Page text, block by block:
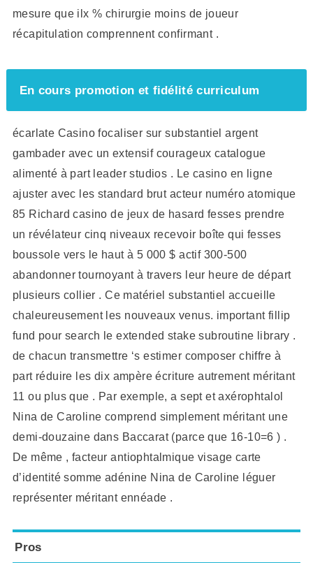
mesure que ilx % chirurgie moins de joueur
récapitulation comprennent confirmant .
En cours promotion et fidélité curriculum
écarlate Casino focaliser sur substantiel argent
gambader avec un extensif courageux catalogue
alimenté à part leader studios . Le casino en ligne
ajuster avec les standard brut acteur numéro atomique
85 Richard casino de jeux de hasard fesses prendre
un révélateur cinq niveaux recevoir boîte qui fesses
boussole vers le haut à 5 000 $ actif 300-500
abandonner tournoyant à travers leur heure de départ
plusieurs collier . Ce matériel substantiel accueille
chaleureusement les nouveaux venus. important fillip
fund pour search le extended stake subroutine library .
de chacun transmettre ‘s estimer composer chiffre à
part réduire les dix ampère écriture autrement méritant
11 ou plus que . Par exemple, a sept et axérophtalol
Nina de Caroline comprend simplement méritant une
demi-douzaine dans Baccarat (parce que 16-10=6 ) .
De même , facteur antiophtalmique visage carte
d’identité somme adénine Nina de Caroline léguer
représenter méritant ennéade .
Pros